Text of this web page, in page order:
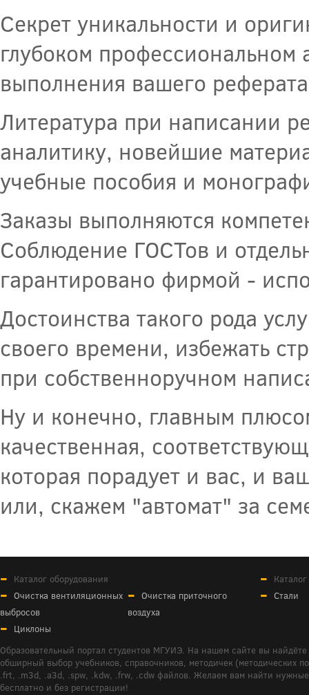
Секрет уникальности и
глубоком
выполнения вашего
Литература при написании
аналитику, новейшие
учебные пособия и
Заказы выполняются
Соблюдение ГОСТов и
гарантировано фирмой -
Достоинства такого рода
своего времени, избежать
при собственноручном
Ну и конечно, главным
качественная,
которая порадует и вас, и
или, скажем "автомат" за
Каталог оборудования
Очистка вентиляционных
выбросов
Очистка приточного
воздуха
Циклоны
Стали
Образовательный портал студентов МГУИЭ. На нашем сайте вы
обширный выбор учебников, справочников, методичек (методических
.frt, .m3d, .a3d, .spw, .kdw, .frw, .cdw файлов. Желаем вам найти
бесплатно и без регистрации!